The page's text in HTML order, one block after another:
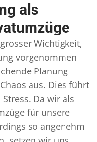
als
Wichtigkeit,
vorgenommen
Planung
aus. Dies führt
Da wir als
für unsere
so angenehm